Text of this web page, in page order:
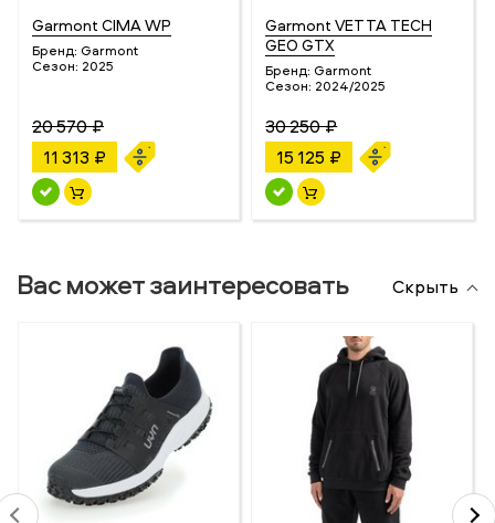
Garmont CIMA WP
Бренд: Garmont
Сезон: 2025
20 570 ₽
11 313 ₽
Garmont VETTA TECH
GEO GTX
Бренд: Garmont
Сезон: 2024/2025
30 250 ₽
15 125 ₽
Вас может заинтересовать Скрыть